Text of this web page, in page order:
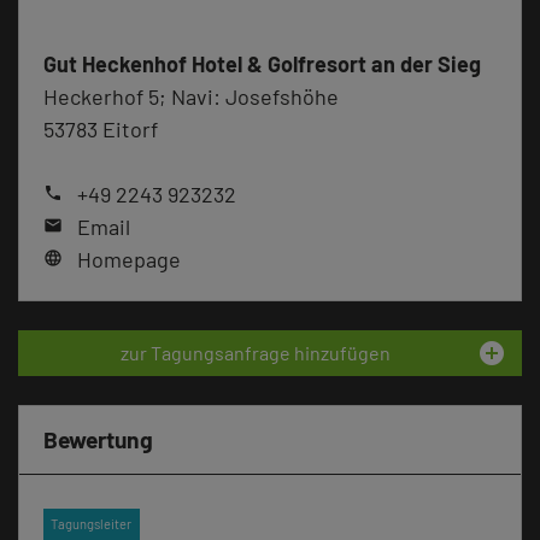
Gut Heckenhof Hotel & Golfresort an der Sieg
Heckerhof 5; Navi: Josefshöhe
53783 Eitorf
phone +49 2243 923232
mail Email
language Homepage
zur Tagungsanfrage hinzufügen add_circle
Bewertung
Tagungsleiter